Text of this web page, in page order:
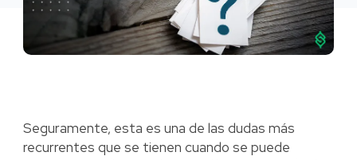
Seguramente, esta es una de las dudas más
recurrentes que se tienen cuando se puede